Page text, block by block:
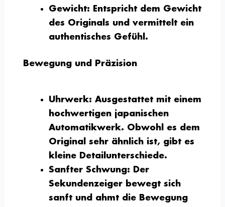
Gewicht: Entspricht dem Gewicht
des Originals und vermittelt ein
authentisches Gefühl.
Bewegung und Präzision
Uhrwerk: Ausgestattet mit einem
hochwertigen japanischen
Automatikwerk. Obwohl es dem
Original sehr ähnlich ist, gibt es
kleine Detailunterschiede.
Sanfter Schwung: Der
Sekundenzeiger bewegt sich
sanft und ahmt die Bewegung